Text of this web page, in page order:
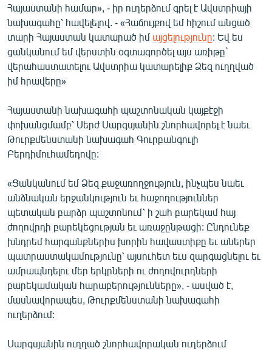
English
Русский
ՀԵՏԵՎԵՔ ՄԵԶ
«Ազատության» բոլոր կայքերը
Հայաստանի համար», - իր ուղերձում գրել է Ավստրիայի
նախագահը՝ հավելելով. - «Հաճույքով եմ հիշում անցած
տարի Հայաստան կատարած իմ այցելությունը: Եվ ես
ցանկանում եմ վերստին օգտագործել այս առիթը`
վերահաստատելու Ավստրիա կատարելիք Ձեզ ուղղված
իմ հրավերը»
Հայաստանի նախագահի պաշտոնական կայքէջի
փոխանցմամբ՝ Սերժ Սարգսյանին շնորհավորել է նաեւ
Թուրքմենստանի նախագահ Գուրբանգուլի
Բերդիմուհամեդովը:
«Ցանկանում եմ Ձեզ քաջառողջություն, ինչպես նաեւ
անձնական երջանկություն եւ հաջողություններ
պետական բարձր պաշտոնում՝ ի շահ բարեկամ հայ
ժողովրդի բարեկեցության եւ առաջընթացի: Ընդունեք
խնդրեմ հարգանքներիս խորին հավաստիքը եւ աներեր
պատրաստակամությունը՝ այսուհետ եւս զարգացնելու եւ
ամրապնդելու մեր երկրների ու ժողովուրդների
բարեկամական հարաբերությունները», - ասված է,
մասնավորապես, Թուրքմենստանի նախագահի
ուղերձում:
Սարգսյանին ուղղած շնորհավորական ուղերձում